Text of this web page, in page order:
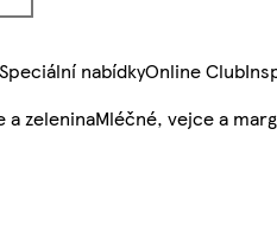
Speciální nabídkyOnline Club
a zeleninaMléčné, vejce a